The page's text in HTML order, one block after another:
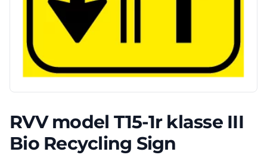
RVV model T15-1r klasse III
Bio Recycling Sign